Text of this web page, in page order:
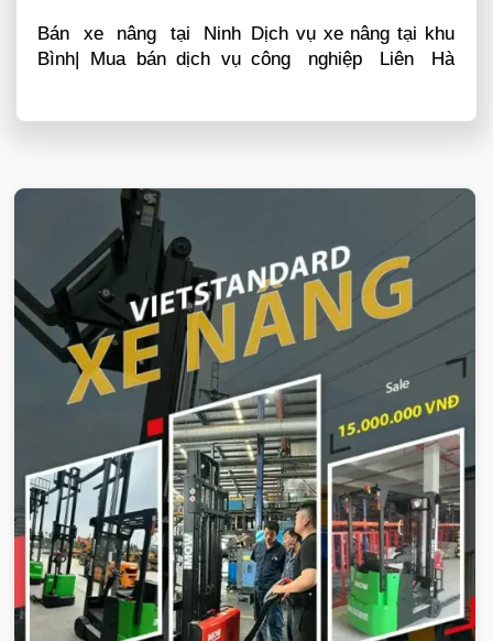
VIETSTANDARD VIỆT NAM
Xe-nang
Bán xe nâng tại Ninh
Bình| Mua bán dịch vụ
Dịch vụ xe nâng tại khu
công nghiệp Liên Hà